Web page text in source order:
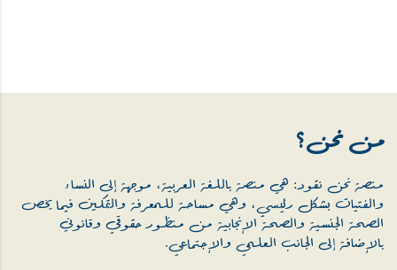
من نحن؟
منصة نحن نقود: هي منصة باللغة العربية، موجهة إلى النساء
والفتيات بشكل رئيسي، وهي مساحة للمعرفة والتمكين فيما يخص
الصحة الجنسية والصحة الإنجابية من منظور حقوقي وقانوني
بالإضافة إلى الجانب العلمي والإجتماعي.